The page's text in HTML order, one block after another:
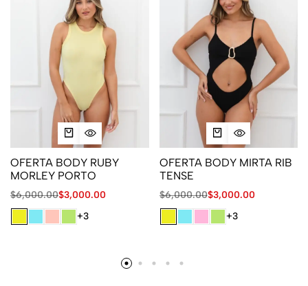
OFERTA BODY RUBY
MORLEY PORTO
$6,000.00$3,000.00
+3
OFERTA BODY MIRTA RIB
TENSE
$6,000.00$3,000.00
+3